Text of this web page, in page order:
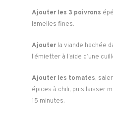
Ajouter les 3 poivrons
lamelles fines.
Ajouter la viande hachée
l’émietter à l’aide d’une
Ajouter les tomates,
épices à chili, puis laisser
15 minutes.